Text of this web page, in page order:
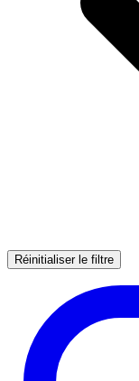
Réinitialiser le filtre